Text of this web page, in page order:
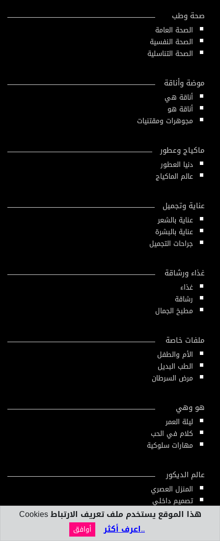
صحة وطب
الصحة العامة
الصحة النفسية
الصحة التناسلية
موضة وأناقة
أناقة هي
أناقة هو
مجوهرات ومقتنيات
ماكياج وعطور
دنيا العطور
عالم الماكياج
عناية وتجميل
عناية بالشعر
عناية بالبشرة
جراحات التجميل
غذاء ورشاقة
غذاء
رشاقة
مطبخ الجمال
ملفات خاصة
الأم والطفل
الطب البديل
مرض السرطان
هو وهي
ليلة العمر
كلام في الحب
مهارات سلوكية
عالم الديكور
المنزل العصري
تصميم داخلي
هذا الموقع يستخدم ملف تعريف الارتباط Cookies
..اعرف أكثر
أوافق